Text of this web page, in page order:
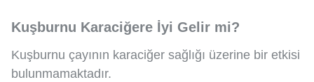
Kuşburnu Karaciğere İyi Gelir mi?
Kuşburnu çayının karaciğer sağlığı üzerine bir etkisi
bulunmamaktadır.